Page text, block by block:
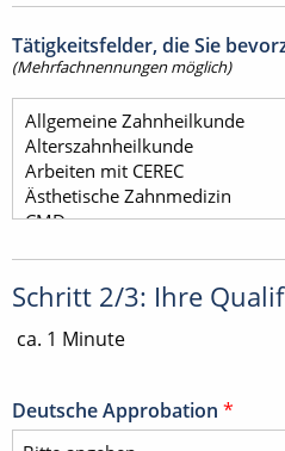
Tätigkeitsfelder, die Sie
(Mehrfachnennungen möglich)
Schritt 2/3: Ihre
ca. 1 Minute
Deutsche Approbation *